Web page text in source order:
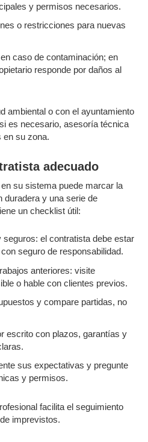
y permisos necesarios.
o restricciones para nuevas
caso de contaminación; en
responde por daños al
ambiental o con el ayuntamiento
es necesario, asesoría técnica
en su zona.
adecuado
su sistema puede marcar la
duradera y una serie de
un checklist útil:
seguros: el contratista debe estar
seguro de responsabilidad.
anteriores: visite
o hable con clientes previos.
y compare partidas, no
escrito con plazos, garantías y
sus expectativas y pregunte
y permisos.
facilita el seguimiento
imprevistos.